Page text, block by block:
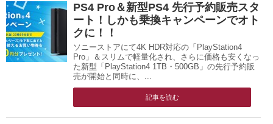
PS4 Pro＆新型PS4 先行予約販売スタ
ート！しかも乗換キャンペーンでオト
クに！！
ソニーストアにて4K HDR対応の「PlayStation4
Pro」＆スリムで軽量化され、さらに価格も安くなっ
た新型「PlayStation4 1TB・500GB」の先行予約販
売が開始と同時に、...
記事を読む